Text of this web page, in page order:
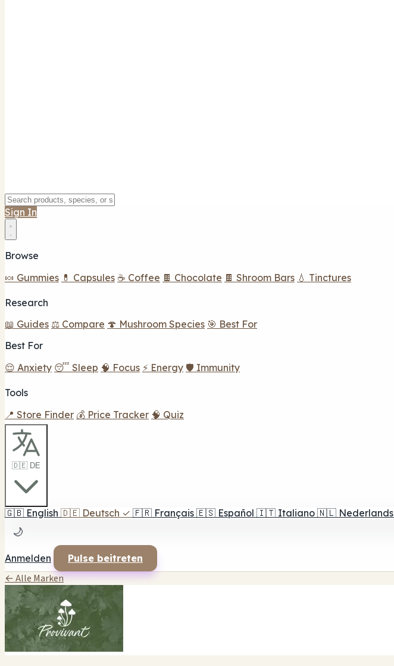
Sign In
Browse
🍬 Gummies 💊 Capsules ☕ Coffee 🍫 Chocolate 🍫 Shroom Bars 💧 Tinctures
Research
📖 Guides ⚖️ Compare 🍄 Mushroom Species 🎯 Best For
Best For
😌 Anxiety 😴 Sleep 🧠 Focus ⚡ Energy 🛡️ Immunity
Tools
📍 Store Finder 💰 Price Tracker 🧠 Quiz
🇩🇪 DE
🇬🇧 English 🇩🇪 Deutsch ✓ 🇫🇷 Français 🇪🇸 Español 🇮🇹 Italiano 🇳🇱 Nederlands
🌙
Anmelden Pulse beitreten
← Alle Marken